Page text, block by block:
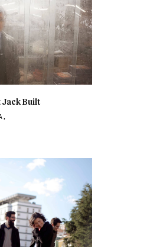
Jack Built